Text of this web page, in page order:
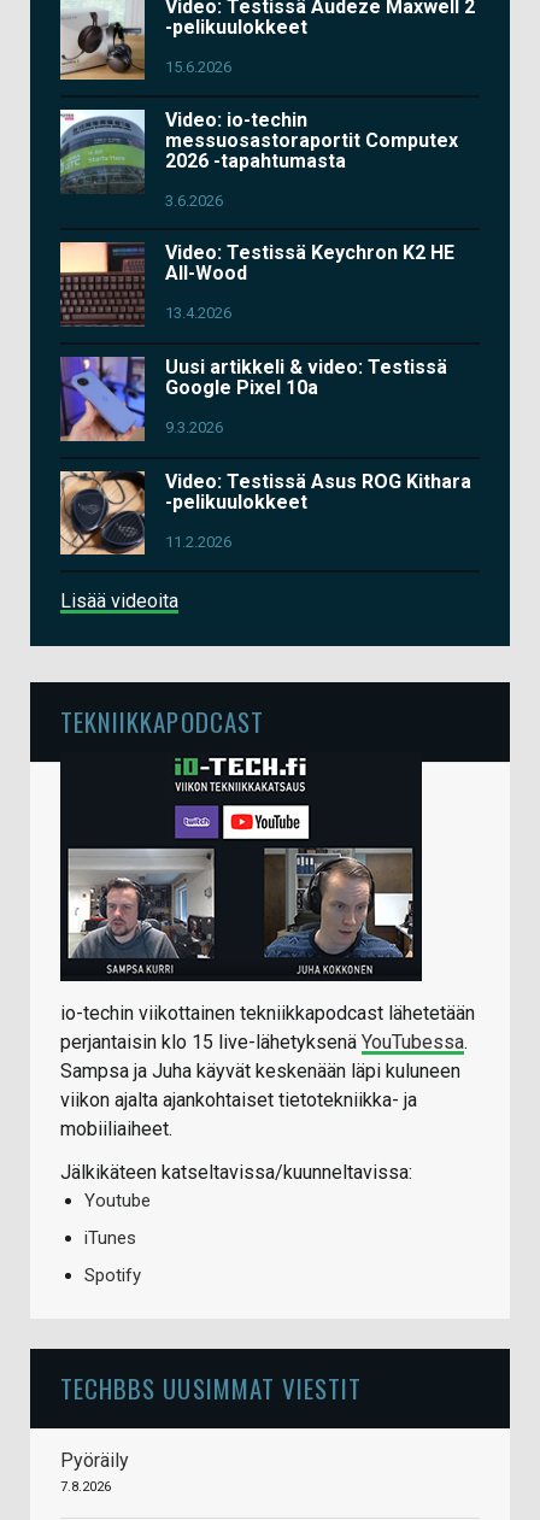
Video: Testissä Audeze Maxwell 2
-pelikuulokkeet
15.6.2026
Video: io-techin
messuosastoraportit Computex
2026 -tapahtumasta
3.6.2026
Video: Testissä Keychron K2 HE
All-Wood
13.4.2026
Uusi artikkeli & video: Testissä
Google Pixel 10a
9.3.2026
Video: Testissä Asus ROG Kithara
-pelikuulokkeet
11.2.2026
Lisää videoita
TEKNIIKKAPODCAST
io-techin viikottainen tekniikkapodcast lähetetään
perjantaisin klo 15 live-lähetyksenä YouTubessa.
Sampsa ja Juha käyvät keskenään läpi kuluneen
viikon ajalta ajankohtaiset tietotekniikka- ja
mobiiliaiheet.
Jälkikäteen katseltavissa/kuunneltavissa:
Youtube
iTunes
Spotify
TECHBBS UUSIMMAT VIESTIT
Pyöräily
7.8.2026